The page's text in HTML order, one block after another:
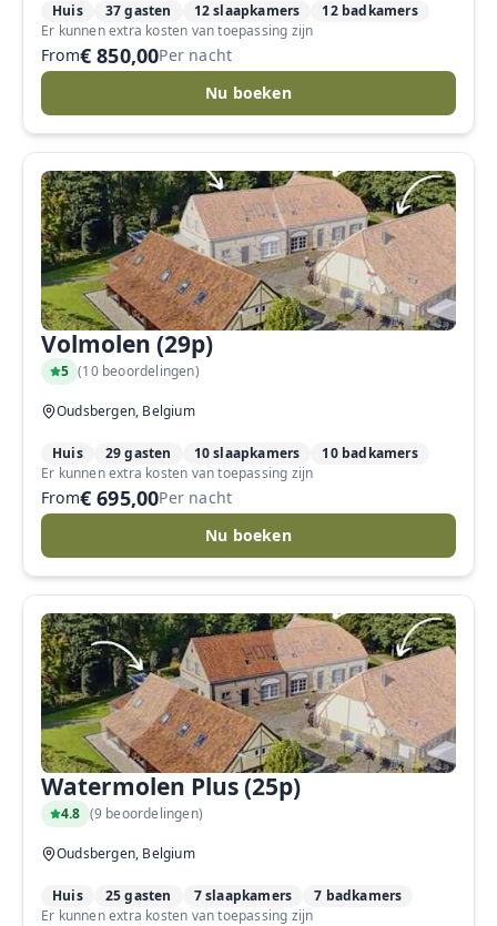
Huis 37 gasten 12 slaapkamers 12 badkamers
From€ 850,00Per nacht
Nu boeken
Er kunnen extra kosten van toepassing zijn
Volmolen (29p)
5 (10 beoordelingen)
Oudsbergen, Belgium
Huis 29 gasten 10 slaapkamers 10 badkamers
From€ 695,00Per nacht
Nu boeken
Er kunnen extra kosten van toepassing zijn
Watermolen Plus (25p)
4.8 (9 beoordelingen)
Oudsbergen, Belgium
Huis 25 gasten 7 slaapkamers 7 badkamers
Er kunnen extra kosten van toepassing zijn